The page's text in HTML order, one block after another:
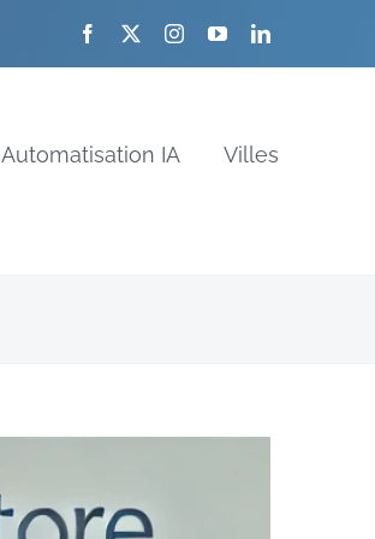
Automatisation IA
Villes